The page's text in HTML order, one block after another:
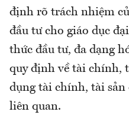
định rõ trách nhiệm
đầu tư cho giáo dục
thức đầu tư, đa dạng
quy định về tài chính,
dụng tài chính, tài
liên quan.